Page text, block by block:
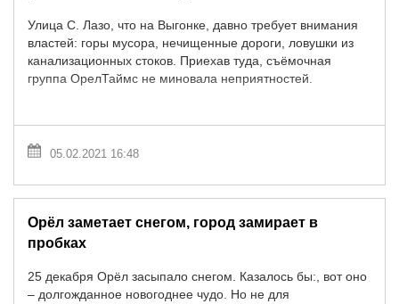
Улица С. Лазо, что на Выгонке, давно требует внимания
властей: горы мусора, нечищенные дороги, ловушки из
канализационных стоков. Приехав туда, съёмочная
группа ОрелТаймс не миновала неприятностей.
05.02.2021 16:48
Орёл заметает снегом, город замирает в
пробках
25 декабря Орёл засыпало снегом. Казалось бы:, вот оно
– долгожданное новогоднее чудо. Но не для